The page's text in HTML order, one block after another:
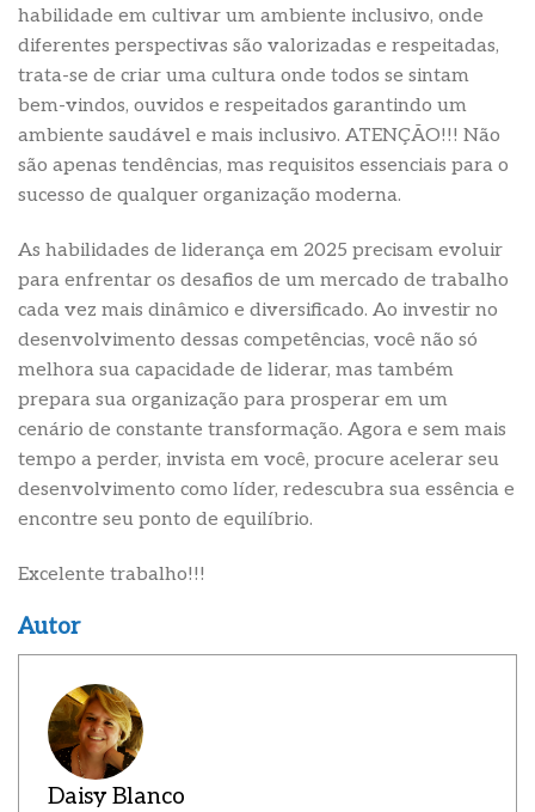
habilidade em cultivar um ambiente inclusivo, onde
diferentes perspectivas são valorizadas e respeitadas,
trata-se de criar uma cultura onde todos se sintam
bem-vindos, ouvidos e respeitados garantindo um
ambiente saudável e mais inclusivo. ATENÇÃO!!! Não
são apenas tendências, mas requisitos essenciais para o
sucesso de qualquer organização moderna.
As habilidades de liderança em 2025 precisam evoluir
para enfrentar os desafios de um mercado de trabalho
cada vez mais dinâmico e diversificado. Ao investir no
desenvolvimento dessas competências, você não só
melhora sua capacidade de liderar, mas também
prepara sua organização para prosperar em um
cenário de constante transformação. Agora e sem mais
tempo a perder, invista em você, procure acelerar seu
desenvolvimento como líder, redescubra sua essência e
encontre seu ponto de equilíbrio.
Excelente trabalho!!!
Autor
Daisy Blanco